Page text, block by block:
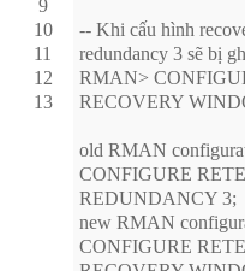
9
10
11
12
13
-- Khi cấu hình
redundancy 3 sẽ bị
RMAN>
RECOVERY
old RMAN
CONFIGURE
REDUNDANCY 3;
new RMAN
CONFIGURE